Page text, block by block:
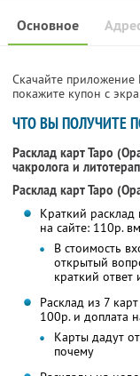
Основное
Скачайте
покажите купон с
ЧТО ВЫ ПОЛУЧИТЕ
Расклад карт Таро
чакролога и
Расклад карт Таро
Краткий расклад
на сайте: 110р.
В стоимость
открытый
краткий ответ
Расклад из 7
100р. и доплата
Карты дадут
почему